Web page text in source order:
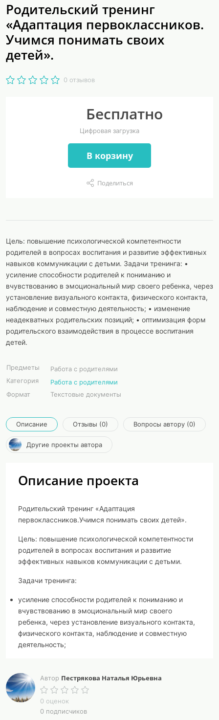
Родительский тренинг
«Адаптация первоклассников.
Учимся понимать своих
детей».
0 отзывов
Бесплатно
Цифровая загрузка
В корзину
Поделиться
Цель: повышение психологической компетентности
родителей в вопросах воспитания и развитие эффективных
навыков коммуникации с детьми. Задачи тренинга: •
усиление способности родителей к пониманию и
вчувствованию в эмоциональный мир своего ребенка, через
установление визуального контакта, физического контакта,
наблюдение и совместную деятельность; • изменение
неадекватных родительских позиций; • оптимизация форм
родительского взаимодействия в процессе воспитания
детей.
Предметы
Работа с родителями
Категория
Работа с родителями
Формат
Текстовые документы
Описание Отзывы (0) Вопросы автору (0)
Другие проекты автора
Описание проекта
Родительский тренинг «Адаптация
первоклассников.Учимся понимать своих детей».
Цель: повышение психологической компетентности
родителей в вопросах воспитания и развитие
эффективных навыков коммуникации с детьми.
Задачи тренинга:
усиление способности родителей к пониманию и
вчувствованию в эмоциональный мир своего
ребенка, через установление визуального контакта,
физического контакта, наблюдение и совместную
деятельность;
оптимизация форм родительского взаимодействия в
процессе воспитания детей.
Оборудование:
Автор Пестрякова Наталья Юрьевна
0 оценок
0 подписчиков